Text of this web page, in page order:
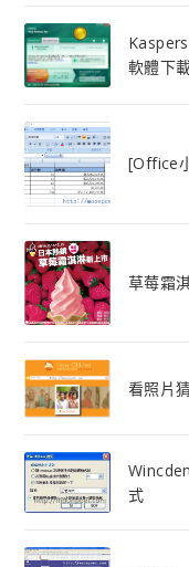
軟體下
[Office
草莓霜
看照片
式